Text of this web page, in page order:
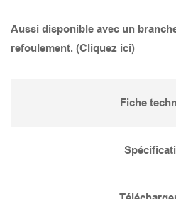
TANK 437
STORMY 355(P)
GOCUT 315S
SMART 750
Aussi disponible avec un
refoulement. (Cliquez ici)
Fiche